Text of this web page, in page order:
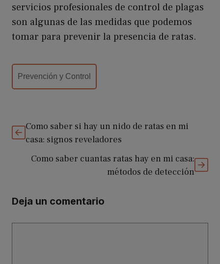
servicios profesionales de control de plagas
son algunas de las medidas que podemos
tomar para prevenir la presencia de ratas.
Categorías
Prevención y Control
Como saber si hay un nido de ratas en mi
casa: signos reveladores
Como saber cuantas ratas hay en mi casa:
métodos de detección
Deja un comentario